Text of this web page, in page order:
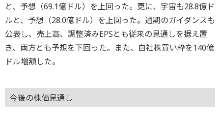
と、予想（69.1億ドル）を上回った。更に、宇宙も28.8億ド
ルと、予想（28.0億ドル）を上回った。通期のガイダンスも
公表し、売上高、調整済みEPSとも従来の見通しを据え置
き、両方とも予想を下回った。また、自社株買い枠を140億
ドル増額した。
今後の株価見通し